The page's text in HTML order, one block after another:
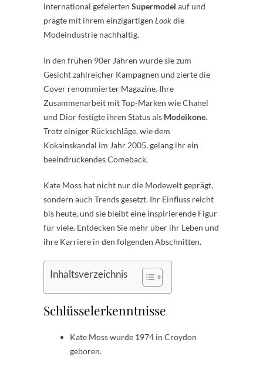
international gefeierten Supermodel auf und
prägte mit ihrem einzigartigen Lookdie
Modeindustrie nachhaltig.
In den frühen 90er Jahren wurde sie zum
Gesicht zahlreicher Kampagnen und zierte die
Cover renommierter Magazine. Ihre
Zusammenarbeit mit Top-Marken wie Chanel
und Dior festigte ihren Status als Modeikone.
Trotz einiger Rückschläge, wie dem
Kokainskandal im Jahr 2005, gelang ihr ein
beeindruckendes Comeback.
Kate Moss hat nicht nur die Modewelt geprägt,
sondern auch Trends gesetzt. Ihr Einfluss reicht
bis heute, und sie bleibt eine inspirierende Figur
für viele. Entdecken Sie mehr über ihr Leben und
ihre Karriere in den folgenden Abschnitten.
Inhaltsverzeichnis
Schlüsselerkenntnisse
Kate Moss wurde 1974 in Croydon
geboren.